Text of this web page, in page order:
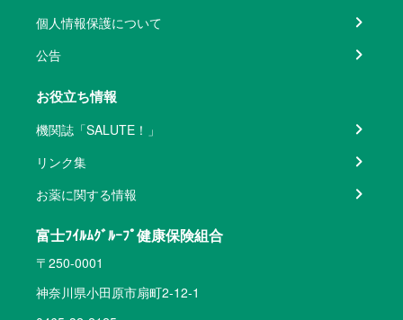
個人情報保護について
公告
お役立ち情報
機関誌「SALUTE！」
リンク集
お薬に関する情報
富士ﾌｲﾙﾑｸﾞﾙｰﾌﾟ健康保険組合
〒250-0001
神奈川県小田原市扇町2-12-1